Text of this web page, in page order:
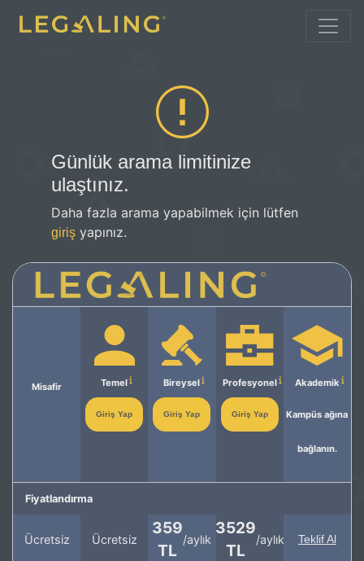
Günlük arama limitinize
ulaştınız.
Daha fazla arama yapabilmek için lütfen
giriş yapınız.
Misafir Temel
Giriş Yap
Bireysel
Giriş Yap
Profesyonel
Giriş Yap
Akademik
Kampüs ağına
bağlanın.
Fiyatlandırma
Ücretsiz Ücretsiz
359
TL
/aylık
3529
TL
/aylık Teklif Al